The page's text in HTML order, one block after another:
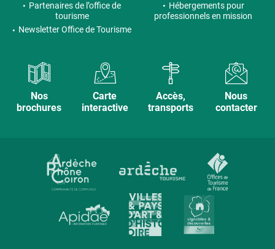
Partenaires de l’office de
tourisme
Hébergements pour
professionnels en mission
Newsletter Office de Tourisme
Nos
brochures
Carte
interactive
Accès,
transports
Nous
contacter